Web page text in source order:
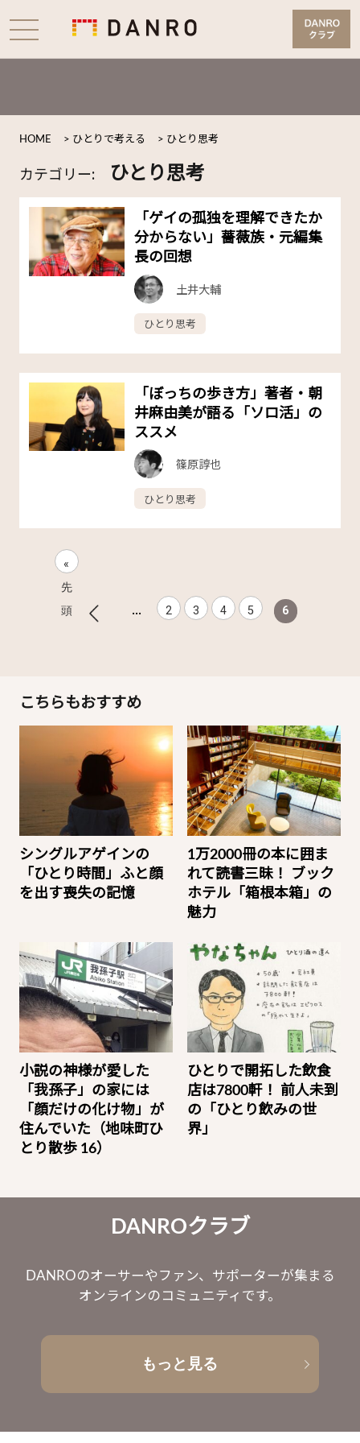
HOME > ひとりで考える > ひとり思考
カテゴリー: ひとり思考
「ゲイの孤独を理解できたか
分からない」薔薇族・元編集
長の回想
土井大輔
ひとり思考
「ぼっちの歩き方」著者・朝
井麻由美が語る「ソロ活」の
ススメ
篠原諄也
ひとり思考
«
先
頭
... 2 3 4 5 6
こちらもおすすめ
シングルアゲインの
「ひとり時間」ふと顔
を出す喪失の記憶
1万2000冊の本に囲ま
れて読書三昧！ ブック
ホテル「箱根本箱」の
魅力
小説の神様が愛した
「我孫子」の家には
「顔だけの化け物」が
住んでいた（地味町ひ
とり散歩 16）
ひとりで開拓した飲食
店は7800軒！ 前人未到
の「ひとり飲みの世
界」
DANROクラブ
DANROのオーサーやファン、サポーターが集まる
オンラインのコミュニティです。
もっと見る